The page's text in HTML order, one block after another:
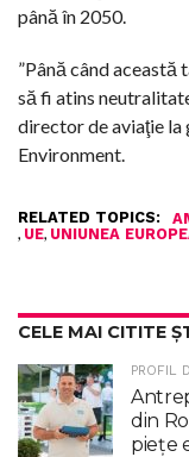
până în 2050.
”Până când această
să fi atins
director de aviaţie
Environment.
RELATED TOPICS:
, UE, UNIUNEA
CELE MAI CITITE
PROFIL
din
piețe